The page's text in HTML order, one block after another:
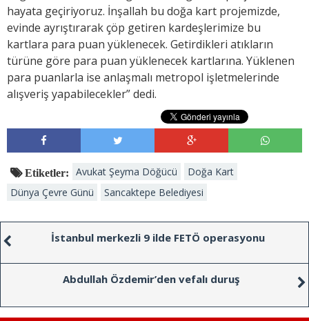
hayata geçiriyoruz. İnşallah bu doğa kart projemizde,
evinde ayrıştırarak çöp getiren kardeşlerimize bu
kartlara para puan yüklenecek. Getirdikleri atıkların
türüne göre para puan yüklenecek kartlarına. Yüklenen
para puanlarla ise anlaşmalı metropol işletmelerinde
alışveriş yapabilecekler” dedi.
Etiketler: Avukat Şeyma Döğücü
Doğa Kart
Dünya Çevre Günü
Sancaktepe Belediyesi
İstanbul merkezli 9 ilde FETÖ operasyonu
Abdullah Özdemir’den vefalı duruş